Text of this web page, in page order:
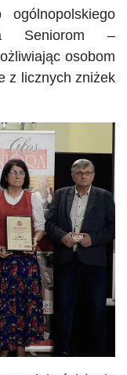
ogólnopolskiego
Seniorom –
osobom
z licznych zniżek